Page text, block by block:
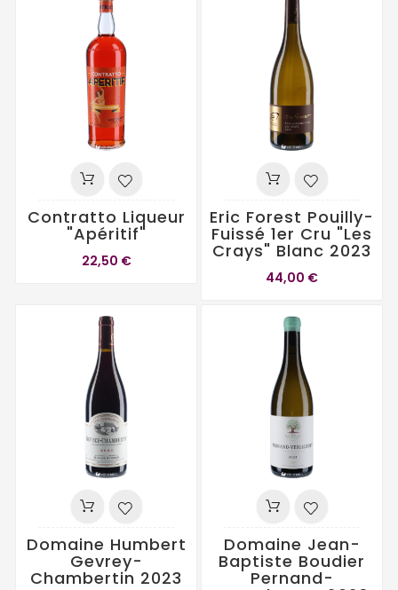
Contratto Liqueur
"Apéritif"
22,50 €
Eric Forest Pouilly-
Fuissé 1er Cru "Les
Crays" Blanc 2023
44,00 €
Domaine Humbert
Gevrey-
Chambertin 2023
Domaine Jean-
Baptiste Boudier
Pernand-